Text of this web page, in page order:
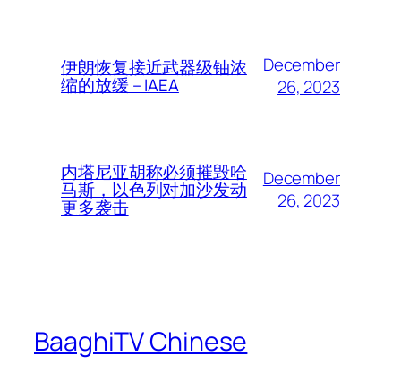
伊朗恢复接近武器级铀浓
缩的放缓 – IAEA
December
26, 2023
内塔尼亚胡称必须摧毁哈
马斯，以色列对加沙发动
更多袭击
December
26, 2023
BaaghiTV Chinese